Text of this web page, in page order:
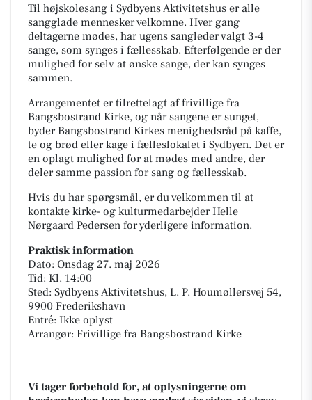
Til højskolesang i Sydbyens Aktivitetshus er alle
sangglade mennesker velkomne. Hver gang
deltagerne mødes, har ugens sangleder valgt 3-4
sange, som synges i fællesskab. Efterfølgende er der
mulighed for selv at ønske sange, der kan synges
sammen.
Arrangementet er tilrettelagt af frivillige fra
Bangsbostrand Kirke, og når sangene er sunget,
byder Bangsbostrand Kirkes menighedsråd på kaffe,
te og brød eller kage i fælleslokalet i Sydbyen. Det er
en oplagt mulighed for at mødes med andre, der
deler samme passion for sang og fællesskab.
Hvis du har spørgsmål, er du velkommen til at
kontakte kirke- og kulturmedarbejder Helle
Nørgaard Pedersen for yderligere information.
Praktisk information
Dato: Onsdag 27. maj 2026
Tid: Kl. 14:00
Sted: Sydbyens Aktivitetshus, L. P. Houmøllersvej 54,
9900 Frederikshavn
Entré: Ikke oplyst
Arrangør: Frivillige fra Bangsbostrand Kirke
Vi tager forbehold for, at oplysningerne om